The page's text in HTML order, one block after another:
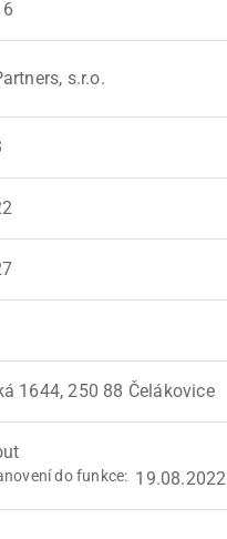
s.r.o.
1644, 250 88 Čelákovice
do funkce 19.08.2022